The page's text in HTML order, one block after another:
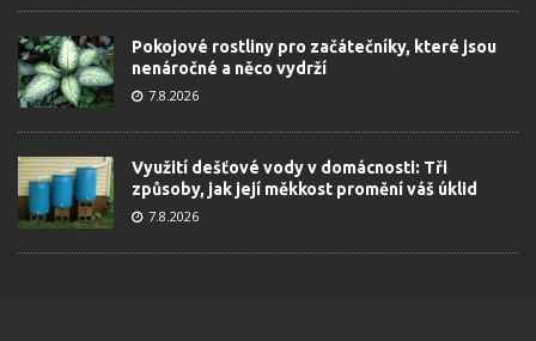
Pokojové rostliny pro začátečníky, které jsou
nenáročné a něco vydrží
7.8.2026
Využití dešťové vody v domácnosti: Tři
způsoby, jak její měkkost promění váš úklid
7.8.2026